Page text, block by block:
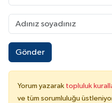
Gönder
Yorum yazarak topluluk
ve tüm sorumluluğu